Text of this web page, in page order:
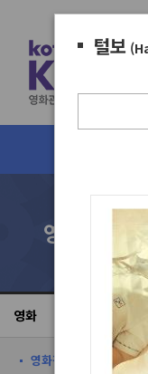
영화정보검
영화
영화정보
털보